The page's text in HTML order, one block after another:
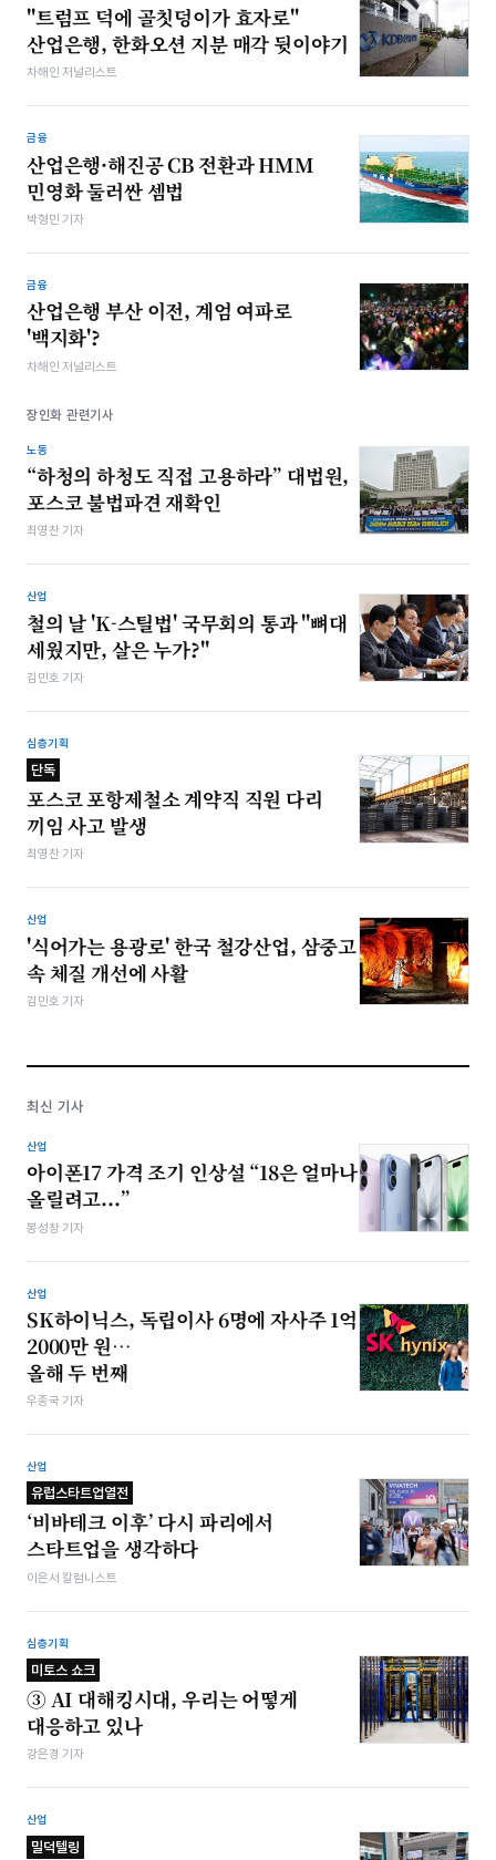
"트럼프 덕에 골칫덩이가 효자로"
산업은행, 한화오션 지분 매각 뒷이야기
차해인 저널리스트
금융
산업은행·해진공 CB 전환과 HMM
민영화 둘러싼 셈법
박형민 기자
금융
산업은행 부산 이전, 계엄 여파로
'백지화'?
차해인 저널리스트
장인화 관련기사
노동
“하청의 하청도 직접 고용하라” 대법원,
포스코 불법파견 재확인
최영찬 기자
산업
철의 날 'K-스틸법' 국무회의 통과 "뼈대
세웠지만, 살은 누가?"
김민호 기자
심층기획
단독
포스코 포항제철소 계약직 직원 다리
끼임 사고 발생
최영찬 기자
산업
'식어가는 용광로' 한국 철강산업, 삼중고
속 체질 개선에 사활
김민호 기자
최신 기사
산업
아이폰17 가격 조기 인상설 “18은 얼마나
올릴려고...”
봉성창 기자
산업
SK하이닉스, 독립이사 6명에 자사주 1억
2000만 원…
올해 두 번째
우종국 기자
산업
유럽스타트업열전
‘비바테크 이후’ 다시 파리에서
스타트업을 생각하다
이은서 칼럼니스트
심층기획
미토스 쇼크
③ AI 대해킹시대, 우리는 어떻게
대응하고 있나
강은경 기자
산업
밀덕텔링